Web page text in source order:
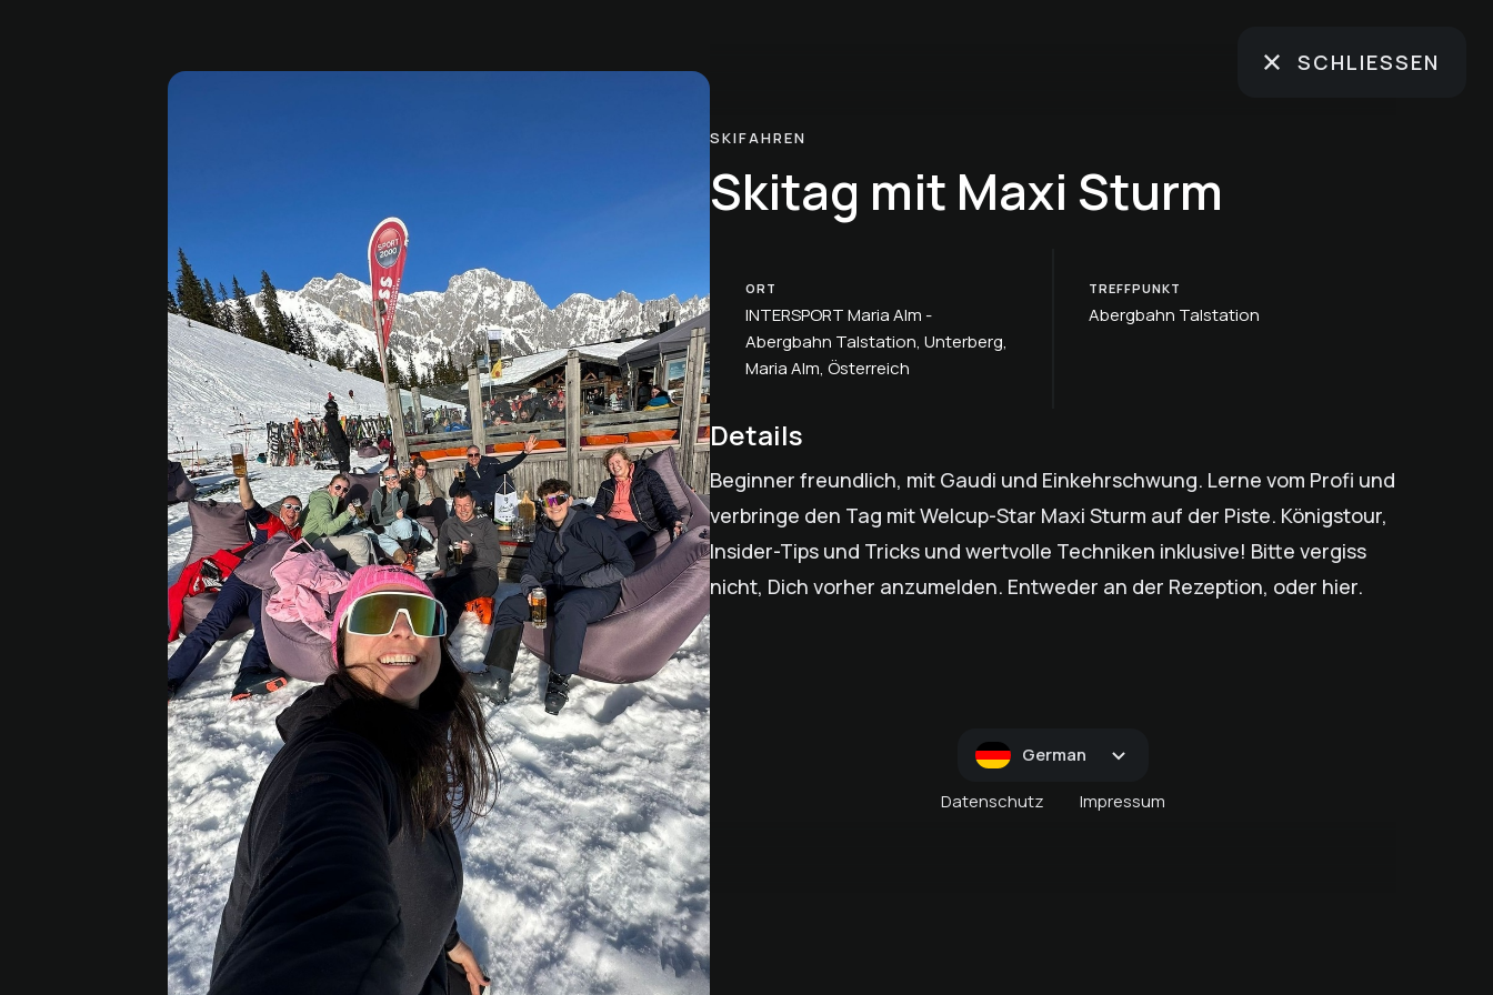
SCHLIESSEN
SKIFAHREN
Skitag mit Maxi Sturm
ORT
INTERSPORT Maria Alm -
Abergbahn Talstation, Unterberg,
Maria Alm, Österreich
TREFFPUNKT
Abergbahn Talstation
Details
Beginner freundlich, mit Gaudi und Einkehrschwung. Lerne vom Profi und
verbringe den Tag mit Welcup-Star Maxi Sturm auf der Piste. Königstour,
Insider-Tips und Tricks und wertvolle Techniken inklusive! Bitte vergiss
nicht, Dich vorher anzumelden. Entweder an der Rezeption, oder hier.
German
Datenschutz
Impressum